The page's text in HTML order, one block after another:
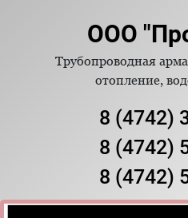
ООО
Трубопроводная
отопление,
8 (4742)
8 (4742)
8 (4742)